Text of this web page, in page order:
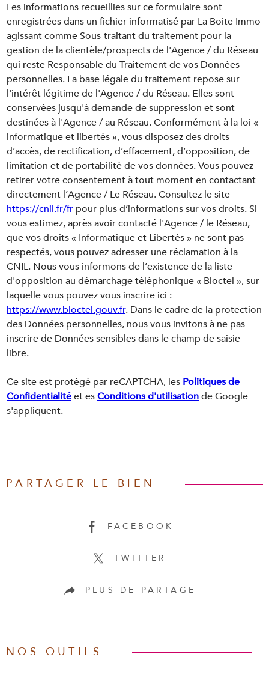
Les informations recueillies sur ce formulaire sont
enregistrées dans un fichier informatisé par La Boite Immo
agissant comme Sous-traitant du traitement pour la
gestion de la clientèle/prospects de l'Agence / du Réseau
qui reste Responsable du Traitement de vos Données
personnelles. La base légale du traitement repose sur
l'intérêt légitime de l'Agence / du Réseau. Elles sont
conservées jusqu'à demande de suppression et sont
destinées à l'Agence / au Réseau. Conformément à la loi «
informatique et libertés », vous disposez des droits
d’accès, de rectification, d’effacement, d’opposition, de
limitation et de portabilité de vos données. Vous pouvez
retirer votre consentement à tout moment en contactant
directement l’Agence / Le Réseau. Consultez le site
https://cnil.fr/fr pour plus d’informations sur vos droits. Si
vous estimez, après avoir contacté l'Agence / le Réseau,
que vos droits « Informatique et Libertés » ne sont pas
respectés, vous pouvez adresser une réclamation à la
CNIL. Nous vous informons de l’existence de la liste
d'opposition au démarchage téléphonique « Bloctel », sur
laquelle vous pouvez vous inscrire ici :
https://www.bloctel.gouv.fr. Dans le cadre de la protection
des Données personnelles, nous vous invitons à ne pas
inscrire de Données sensibles dans le champ de saisie
libre.
Ce site est protégé par reCAPTCHA, lesPolitiques de
Confidentialitéet esConditions d'utilisationde Google
s'appliquent.
PARTAGER LE BIEN
FACEBOOK
TWITTER
PLUS DE PARTAGE
NOS OUTILS